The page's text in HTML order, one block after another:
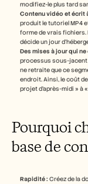
modifiez-le plus tard
Contenu vidéo et écrit
produit le tutoriel MP4
forme de vrais fichiers.
décide un jour
Des mises à jour qui
processus sous-jacent
ne retraite que ce
endroit. Ainsi, le coût
projet d'après-midi » à
Pourquoi
base de
Rapidité : Créez de la